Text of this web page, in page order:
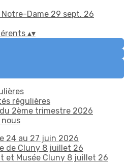
Dame 29 sept. 26
▴▾
régulières
2ème trimestre 2026
nous
24 au 27 juin 2026
de Cluny 8 juillet 26
et Musée Cluny 8 juillet 26